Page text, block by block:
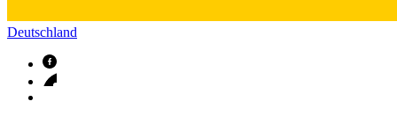
Deutschland